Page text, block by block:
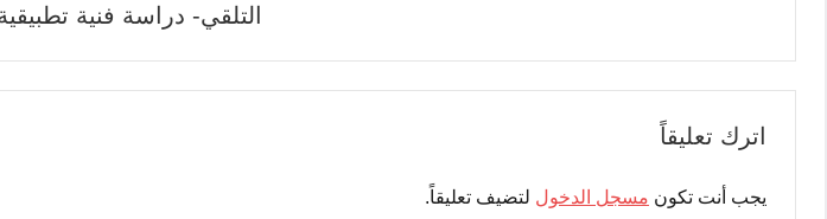
التلقي- دراسة فنية
اترك تعليقاً
يجب أنت تكون مسجل الدخول لتضيف تعليقاً.